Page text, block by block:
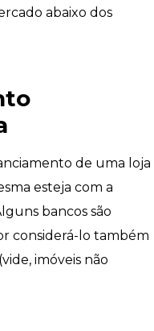
abaixo dos
de uma loja
esteja com a
bancos são
considerá-lo também
imóveis não